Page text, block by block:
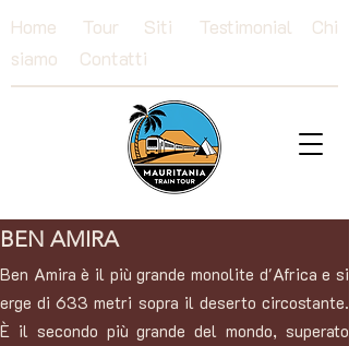
Home Tour Siti Testimonial
Chi
siamo
Contatti
BEN AMIRA
Ben Amira è il più grande monolite d'Africa e si
erge di 633 metri sopra il deserto circostante.
È il secondo più grande del mondo, superato